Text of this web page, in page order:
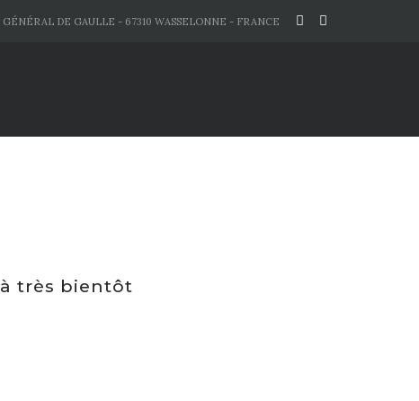
GÉNÉRAL DE GAULLE - 67310 WASSELONNE - FRANCE
très bientôt